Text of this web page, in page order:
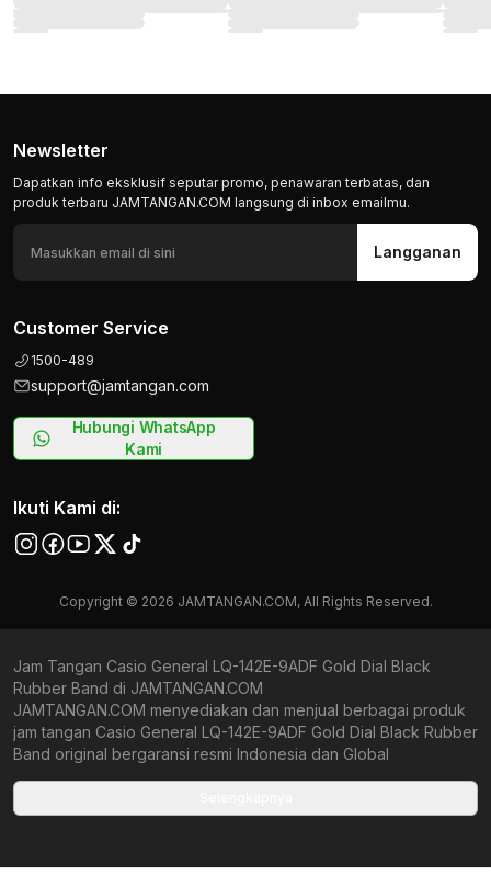
Newsletter
Dapatkan info eksklusif seputar promo, penawaran terbatas, dan
produk terbaru JAMTANGAN.COM langsung di inbox emailmu.
Langganan
Customer Service
1500-489
support@jamtangan.com
Hubungi WhatsApp
Kami
Ikuti Kami di:
Copyright © 2026 JAMTANGAN.COM, All Rights Reserved.
Jam Tangan Casio General LQ-142E-9ADF Gold Dial Black
Rubber Band di JAMTANGAN.COM
JAMTANGAN.COM menyediakan dan menjual berbagai produk
jam tangan Casio General LQ-142E-9ADF Gold Dial Black Rubber
Band original bergaransi resmi Indonesia dan Global
menjamin produk-produk yang tersedia merupakan produk jam
terjangkau dari toko online Indonesia lainnya. Anda,